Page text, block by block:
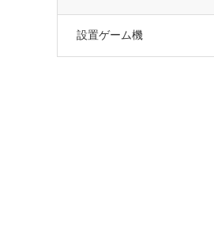
設置ゲーム機